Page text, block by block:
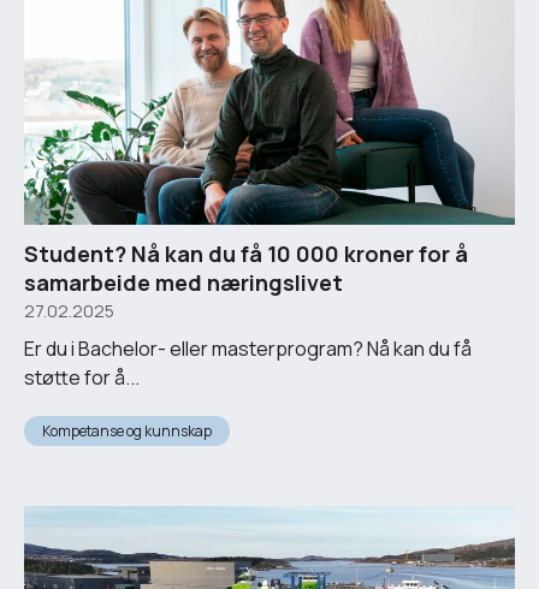
Student? Nå kan du få 10 000 kroner for å
samarbeide med næringslivet
27.02.2025
Er du i Bachelor- eller masterprogram? Nå kan du få
støtte for å...
Kompetanse og kunnskap